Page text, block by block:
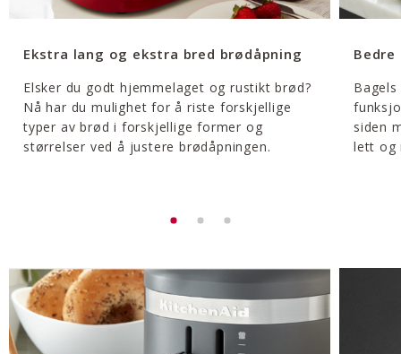
Ekstra lang og ekstra bred brødåpning
Elsker du godt hjemmelaget og rustikt brød?
Nå har du mulighet for å riste forskjellige
typer av brød i forskjellige former og
størrelser ved å justere brødåpningen.
Bedre
siden
lett og